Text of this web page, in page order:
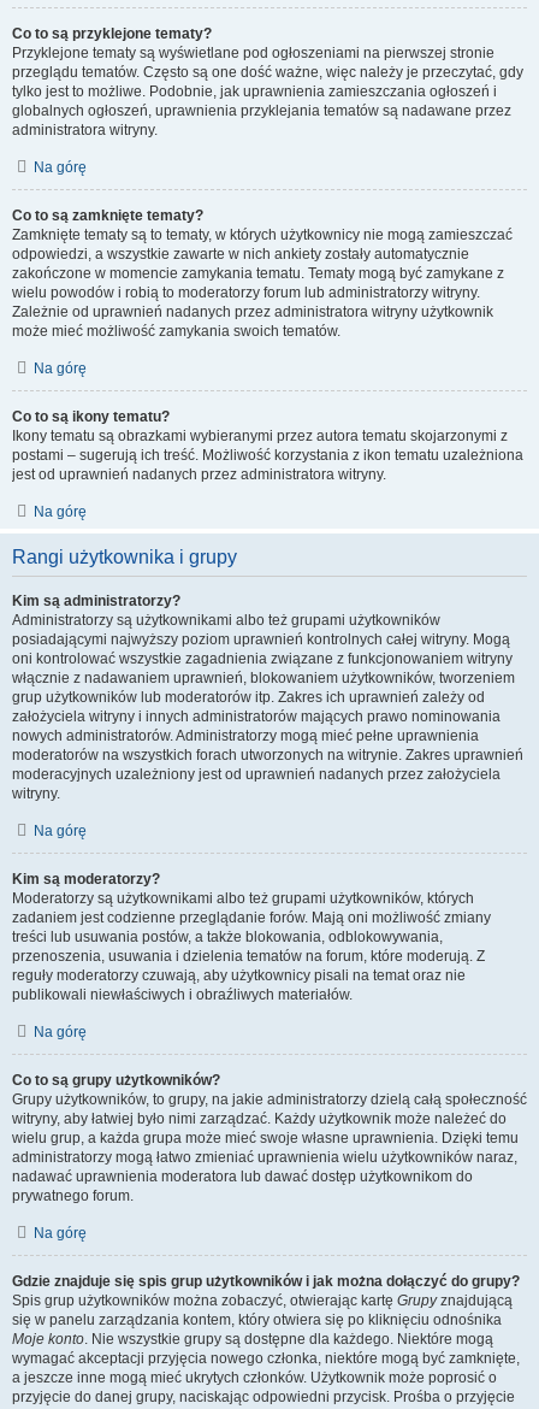
Co to są przyklejone tematy?
Przyklejone tematy są wyświetlane pod ogłoszeniami na pierwszej stronie
przeglądu tematów. Często są one dość ważne, więc należy je przeczytać, gdy
tylko jest to możliwe. Podobnie, jak uprawnienia zamieszczania ogłoszeń i
globalnych ogłoszeń, uprawnienia przyklejania tematów są nadawane przez
administratora witryny.
Na górę
Co to są zamknięte tematy?
Zamknięte tematy są to tematy, w których użytkownicy nie mogą zamieszczać
odpowiedzi, a wszystkie zawarte w nich ankiety zostały automatycznie
zakończone w momencie zamykania tematu. Tematy mogą być zamykane z
wielu powodów i robią to moderatorzy forum lub administratorzy witryny.
Zależnie od uprawnień nadanych przez administratora witryny użytkownik
może mieć możliwość zamykania swoich tematów.
Na górę
Co to są ikony tematu?
Ikony tematu są obrazkami wybieranymi przez autora tematu skojarzonymi z
postami – sugerują ich treść. Możliwość korzystania z ikon tematu uzależniona
jest od uprawnień nadanych przez administratora witryny.
Na górę
Rangi użytkownika i grupy
Kim są administratorzy?
Administratorzy są użytkownikami albo też grupami użytkowników
posiadającymi najwyższy poziom uprawnień kontrolnych całej witryny. Mogą
oni kontrolować wszystkie zagadnienia związane z funkcjonowaniem witryny
włącznie z nadawaniem uprawnień, blokowaniem użytkowników, tworzeniem
grup użytkowników lub moderatorów itp. Zakres ich uprawnień zależy od
założyciela witryny i innych administratorów mających prawo nominowania
nowych administratorów. Administratorzy mogą mieć pełne uprawnienia
moderatorów na wszystkich forach utworzonych na witrynie. Zakres uprawnień
moderacyjnych uzależniony jest od uprawnień nadanych przez założyciela
witryny.
Na górę
Kim są moderatorzy?
Moderatorzy są użytkownikami albo też grupami użytkowników, których
zadaniem jest codzienne przeglądanie forów. Mają oni możliwość zmiany
treści lub usuwania postów, a także blokowania, odblokowywania,
przenoszenia, usuwania i dzielenia tematów na forum, które moderują. Z
reguły moderatorzy czuwają, aby użytkownicy pisali na temat oraz nie
publikowali niewłaściwych i obraźliwych materiałów.
Na górę
Co to są grupy użytkowników?
Grupy użytkowników, to grupy, na jakie administratorzy dzielą całą społeczność
witryny, aby łatwiej było nimi zarządzać. Każdy użytkownik może należeć do
wielu grup, a każda grupa może mieć swoje własne uprawnienia. Dzięki temu
administratorzy mogą łatwo zmieniać uprawnienia wielu użytkowników naraz,
nadawać uprawnienia moderatora lub dawać dostęp użytkownikom do
prywatnego forum.
Na górę
Gdzie znajduje się spis grup użytkowników i jak można dołączyć do grupy?
Spis grup użytkowników można zobaczyć, otwierając kartę Grupyznajdującą
się w panelu zarządzania kontem, który otwiera się po kliknięciu odnośnika
Moje konto. Nie wszystkie grupy są dostępne dla każdego. Niektóre mogą
wymagać akceptacji przyjęcia nowego członka, niektóre mogą być zamknięte,
a jeszcze inne mogą mieć ukrytych członków. Użytkownik może poprosić o
przyjęcie do danej grupy, naciskając odpowiedni przycisk. Prośba o przyjęcie